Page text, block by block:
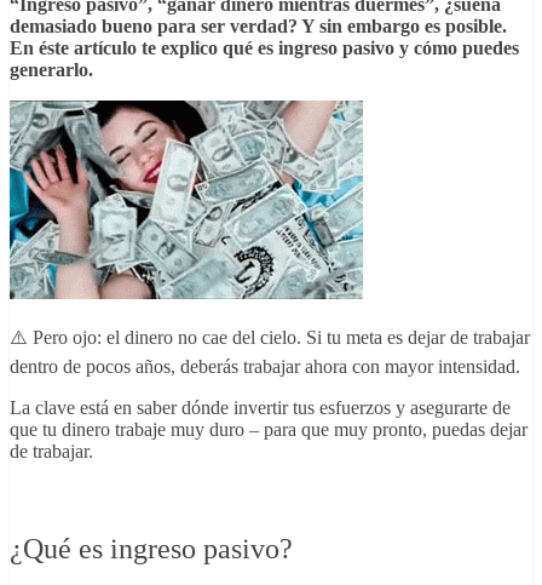
“Ingreso pasivo”, “ganar dinero mientras duermes”, ¿suena
demasiado bueno para ser verdad? Y sin embargo es posible.
En éste artículo te explico qué es ingreso pasivo y cómo puedes
generarlo.
⚠️ Pero ojo: el dinero no cae del cielo. Si tu meta es dejar de trabajar
dentro de pocos años, deberás trabajar ahora con mayor intensidad.
La clave está en saber dónde invertir tus esfuerzos y asegurarte de
que tu dinero trabaje muy duro – para que muy pronto, puedas dejar
de trabajar.
¿Qué es ingreso pasivo?